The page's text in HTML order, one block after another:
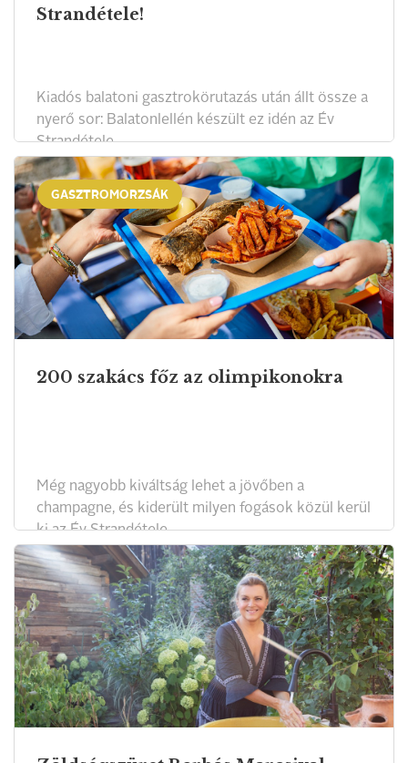
Strandétele!
Kiadós balatoni gasztrokörutazás után állt össze a
nyerő sor: Balatonlellén készült ez idén az Év
Strandétele.
GASZTROMORZSÁK
200 szakács főz az olimpikonokra
Még nagyobb kiváltság lehet a jövőben a
champagne, és kiderült milyen fogások közül kerül
ki az Év Strandétele